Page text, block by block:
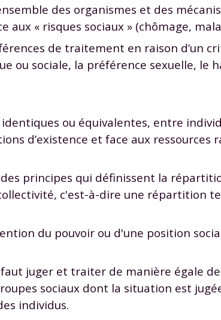
des organismes et des
« risques sociaux » (chômage,
de traitement en raison d’un
ou sociale, la préférence sexuelle, le
ou équivalentes, entre
d’existence et face aux ressources
des principes qui définissent la
c'est-à-dire une répartition
du pouvoir ou d'une position
juger et traiter de manière égale
sociaux dont la situation est
individus.
Envie de progresser
votre année
plateforme de soutien
Fiches de cours et vidéos,
exercices corrigés
Tout le